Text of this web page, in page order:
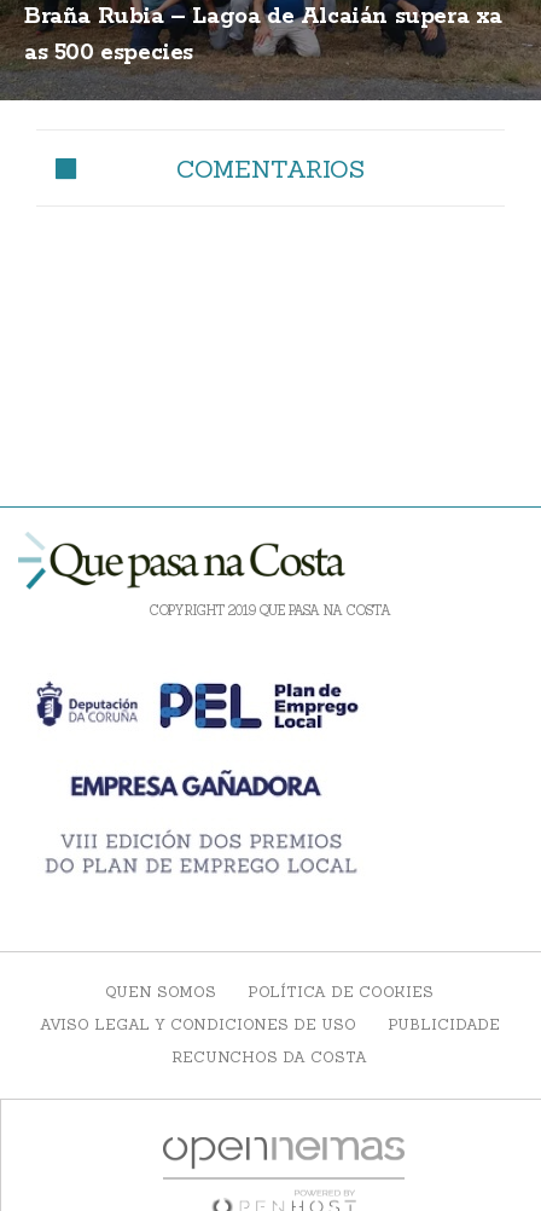
Braña Rubia – Lagoa de Alcaián supera xa
as 500 especies
COMENTARIOS
COPYRIGHT 2019 QUE PASA NA COSTA
QUEN SOMOS
POLÍTICA DE COOKIES
AVISO LEGAL Y CONDICIONES DE USO
PUBLICIDADE
RECUNCHOS DA COSTA